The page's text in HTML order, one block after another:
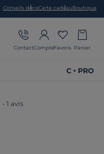
Conseils décoCarte cadeauBoutique
ContactCompteFavoris Panier
C • PRO
- 1 avis